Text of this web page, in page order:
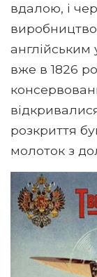
вдалою, і
англійським
вже в 1826
розкриття
молоток з